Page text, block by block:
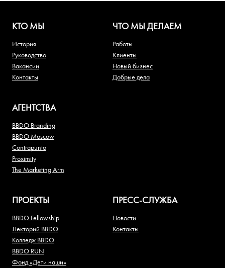
КТО МЫ
История
Руководство
Вакансии
Контакты
ЧТО МЫ ДЕЛАЕМ
Работы
Клиенты
Новый бизнес
Добрые дела
АГЕНТСТВА
BBDO Branding
BBDO Moscow
Contrapunto
Proximity
The Marketing Arm
ПРОЕКТЫ
BBDO Fellowship
Лекторий BBDO
Колледж BBDO
BBDO RUN
Фонд «Дети наши»
ПРЕСС-СЛУЖБА
Новости
Контакты